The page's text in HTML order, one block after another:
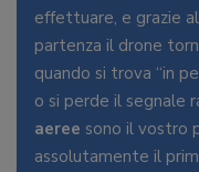
effettuare, e grazie
partenza il drone
quando si trova “in
o si perde il segnale
aeree sono il vostro
assolutamente il